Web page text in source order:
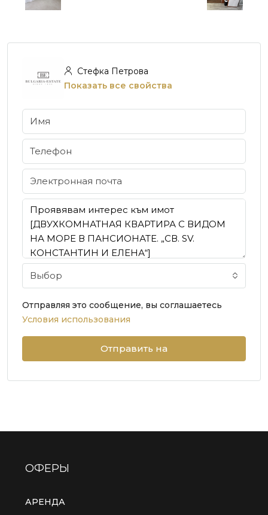
Стефка Петрова
Показать все свойства
Выбор
Отправляя это сообщение, вы соглашаетесь
Условия использования
Отправить на
ОФЕРЫ
АРЕНДА